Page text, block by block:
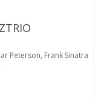
Peterson, Frank Sinatra